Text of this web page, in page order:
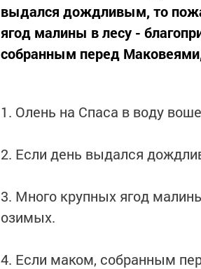
выдался дождливым, то
ягод малины в лесу -
собранным перед
1. Олень на Спаса в воду
2. Если день выдался
3. Много крупных ягод
озимых.
4. Если маком, собранным